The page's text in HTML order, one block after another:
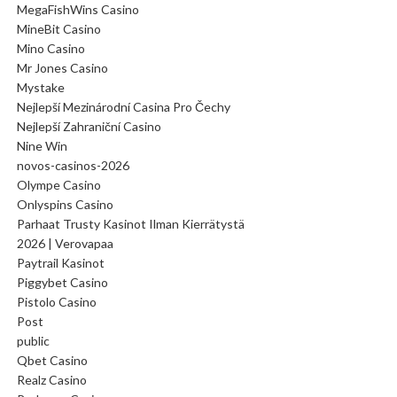
MegaFishWins Casino
MineBit Casino
Mino Casino
Mr Jones Casino
Mystake
Nejlepší Mezinárodní Casina Pro Čechy
Nejlepší Zahraniční Casino
Nine Win
novos-casinos-2026
Olympe Casino
Onlyspins Casino
Parhaat Trusty Kasinot Ilman Kierrätystä
2026 | Verovapaa
Paytrail Kasinot
Piggybet Casino
Pistolo Casino
Post
public
Qbet Casino
Realz Casino